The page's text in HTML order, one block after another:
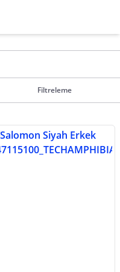
Filtreleme